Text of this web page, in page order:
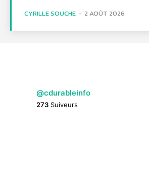
CYRILLE SOUCHE - 2 AOÛT 2026
@cdurableinfo
273 Suiveurs